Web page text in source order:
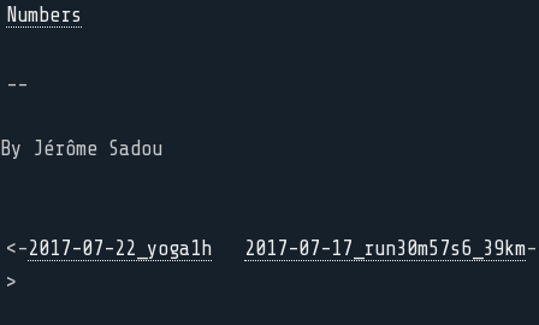
Numbers
--
By Jérôme Sadou
<-2017-07-22_yoga1h 2017-07-17_run30m57s6_39km-
>